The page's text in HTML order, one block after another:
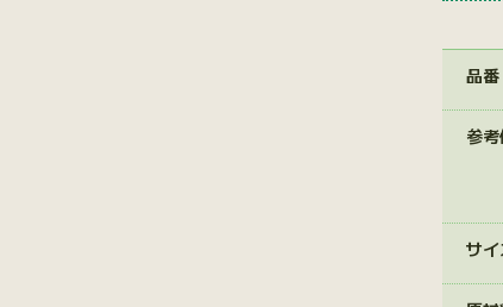
品番
参考
サイ